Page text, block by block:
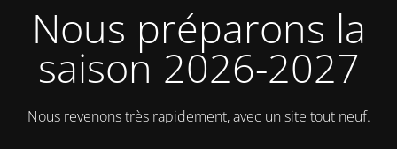
Nous préparons la
saison 2026-2027
Nous revenons très rapidement, avec un site tout neuf.